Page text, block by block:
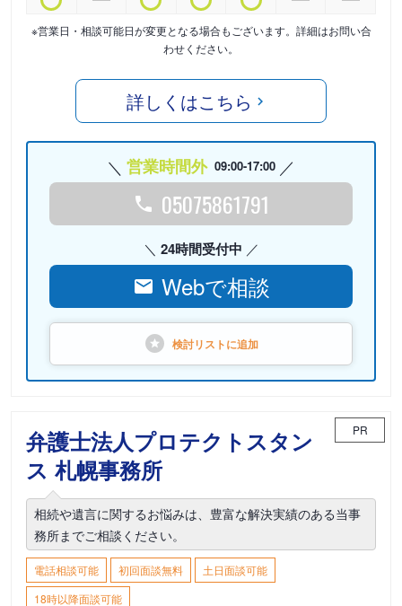
※営業日・相談可能日が変更となる場合もございます。詳細はお問い合
わせください。
詳しくはこちら
営業時間外 09:00-17:00
05075861791
24時間受付中
Webで相談
検討リストに追加
弁護士法人プロテクトスタン
ス 札幌事務所
PR
相続や遺言に関するお悩みは、豊富な解決実績のある当事
務所までご相談ください。
電話相談可能 初回面談無料
土日面談可能
18時以降面談可能